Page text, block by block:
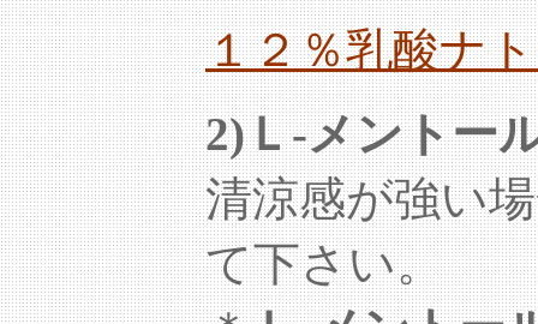
１２％乳酸ナ
2)Ｌ-メント
清涼感が強い
て下さい。